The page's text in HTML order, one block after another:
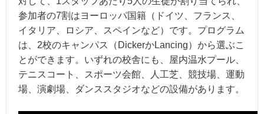
参加者の7割はヨーロッパ国籍（ドイツ、フランス、
イタリア、ロシア、スペインなど）です。プログラム
は、2校のキャンパス（DickerかLancing）から選ぶこ
とができます。いずれの校舎にも、屋内温水プール、
テニスコート、スポーツ会館、人工芝、競技場、運動
場、演劇場、ダンススタジオなどの設備があります。